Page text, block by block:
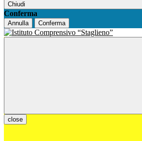
Chiudi
Conferma
Annulla Conferma
close